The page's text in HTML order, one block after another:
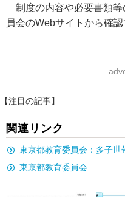
制度の内容や必要書類等
員会のWebサイトから確認
【注目の記事】
関連リンク
東京都教育委員会：多子世
東京都教育委員会